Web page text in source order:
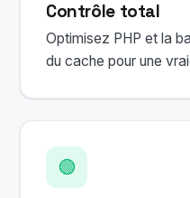
Contrôle total
Optimisez PHP et la
du cache pour une
🟢